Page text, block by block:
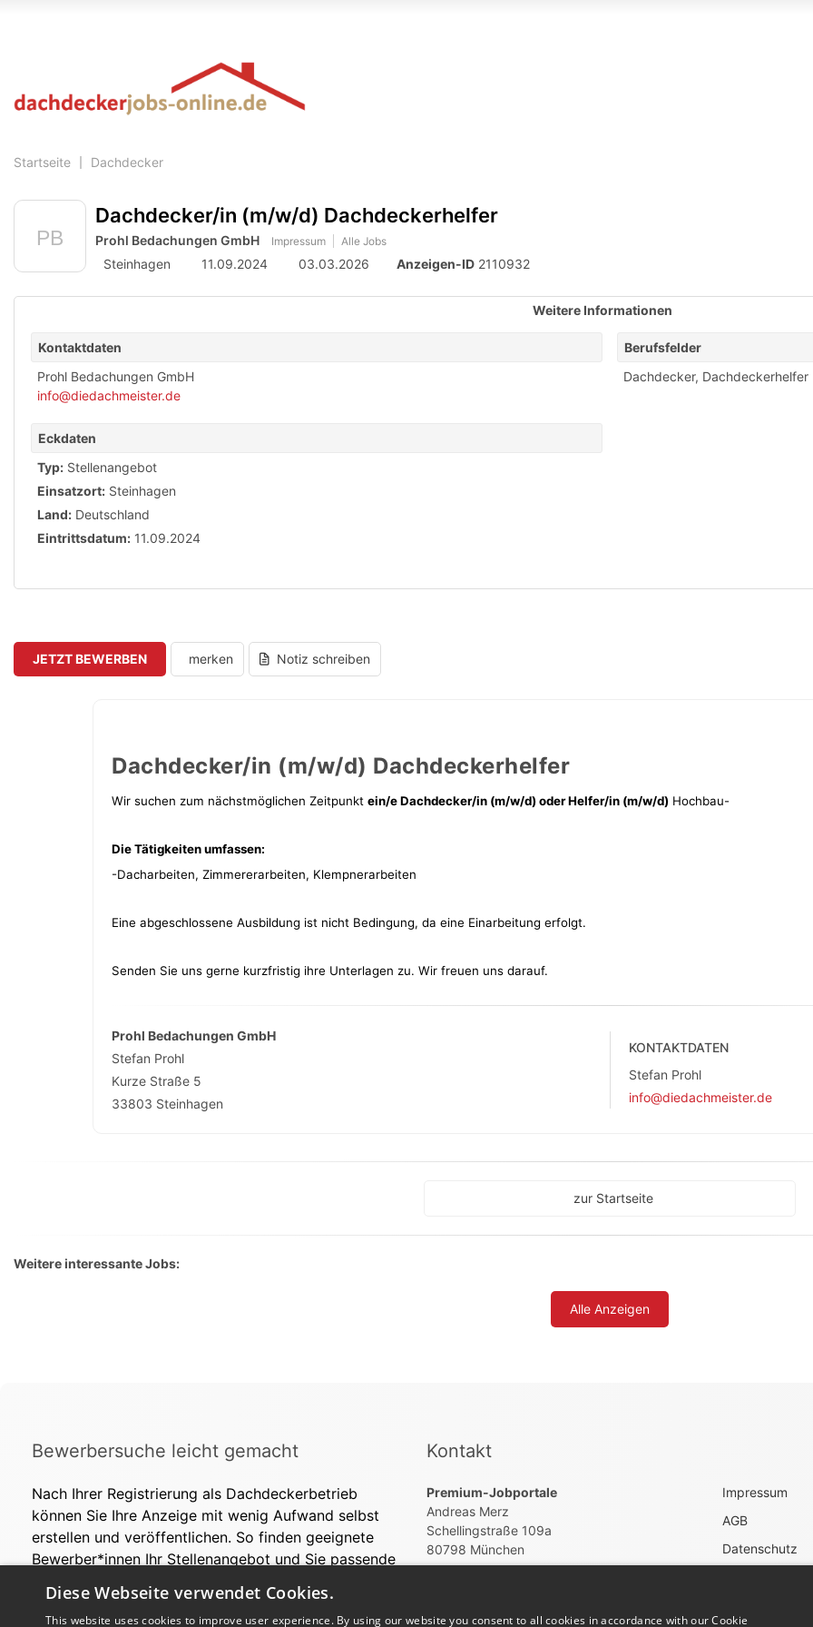
Navigation
zum
Startseite Dachdecker
Dachdecker/in (m/w/d) Dachdeckerhelfer
Prohl Bedachungen GmbH Impressum Alle Jobs
Steinhagen 11.09.2024 03.03.2026 Anzeigen-ID 2110932
Weitere Informationen
Kontaktdaten
Prohl Bedachungen GmbH
info@diedachmeister.de
Eckdaten
Typ: Stellenangebot
Einsatzort: Steinhagen
Land: Deutschland
Eintrittsdatum: 11.09.2024
Berufsfelder
Dachdecker, Dachdeckerhelfer
JETZT BEWERBEN merken Notiz schreiben
Dachdecker/in (m/w/d) Dachdeckerhelfer
Wir suchen zum nächstmöglichen Zeitpunkt ein/e Dachdecker/in (m/w/d) oder Helfer/in (m/w/d) Hochbau-
Die Tätigkeiten umfassen:
-Dacharbeiten, Zimmererarbeiten, Klempnerarbeiten
Eine abgeschlossene Ausbildung ist nicht Bedingung, da eine Einarbeitung erfolgt.
Senden Sie uns gerne kurzfristig ihre Unterlagen zu. Wir freuen uns darauf.
Prohl Bedachungen GmbH
Stefan Prohl
Kurze Straße 5
33803 Steinhagen
KONTAKTDATEN
Stefan Prohl
info@diedachmeister.de
zur Startseite
Weitere interessante Jobs:
Alle Anzeigen
Bewerbersuche leicht gemacht
Nach Ihrer Registrierung als Dachdeckerbetrieb
können Sie Ihre Anzeige mit wenig Aufwand selbst
erstellen und veröffentlichen. So finden geeignete
Bewerber*innen Ihr Stellenangebot und Sie passende
Kontakt
Premium-Jobportale
Andreas Merz
Schellingstraße 109a
80798 München
Impressum
AGB
Datenschutz
Diese Webseite verwendet Cookies.
This website uses cookies to improve user experience. By using our website you consent to all cookies in accordance with our Cookie